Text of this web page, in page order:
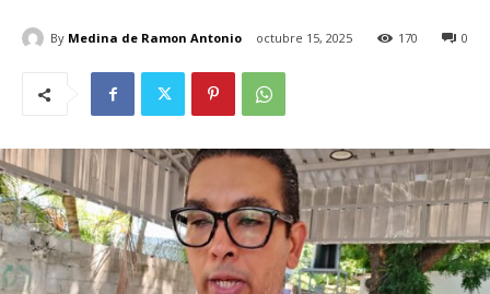
By Medina de Ramon Antonio octubre 15, 2025 0
170